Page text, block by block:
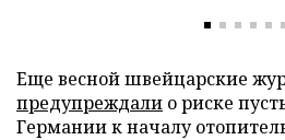
Еще весной швейцарские
предупреждали о риске
Германии к началу